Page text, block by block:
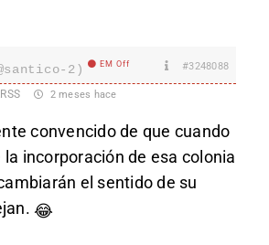
2) EM Off #3248088
2 meses hace
convencido de que cuando
incorporación de esa colonia
el sentido de su
😂